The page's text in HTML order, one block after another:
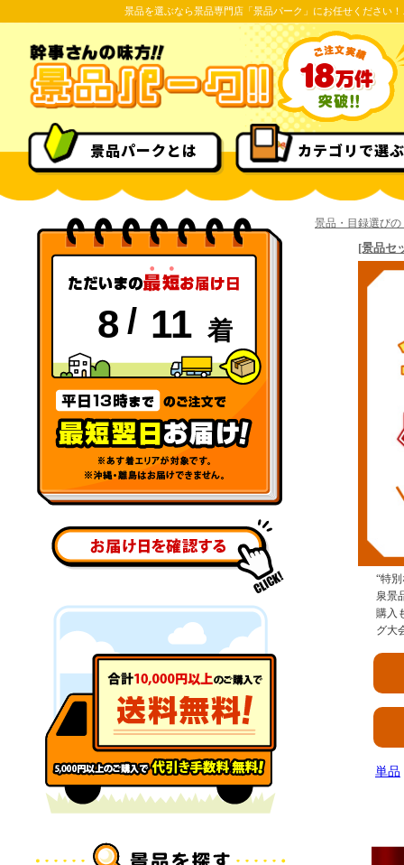
景品を選ぶなら景品専門店「景品パーク」にお任せください
景品パークとは カテゴリで選ぶ
景品・目録選び
[景品セ
“特
泉景
購入
グ大
単品